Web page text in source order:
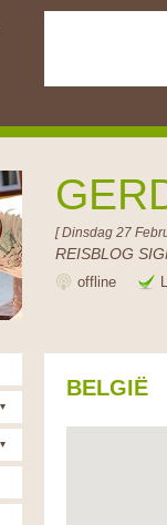
[ Dinsdag 27
REISBLOG
offline
BELGIË